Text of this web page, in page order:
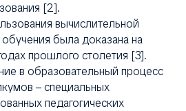
[2].
вычислительной
обучения была доказана на
прошлого столетия [3].
в образовательный процесс
– специальных
педагогических